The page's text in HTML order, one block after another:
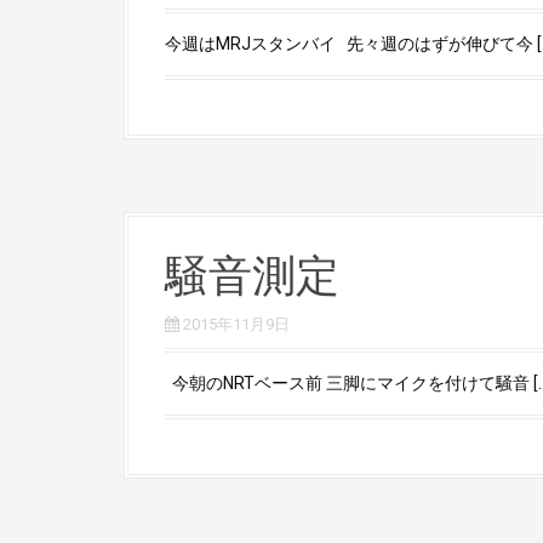
今週はMRJスタンバイ 先々週のはずが伸びて今
騒音測定
2015年11月9日
今朝のNRTベース前 三脚にマイクを付けて騒音